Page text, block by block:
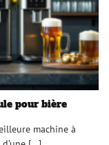
pour bière
machine à